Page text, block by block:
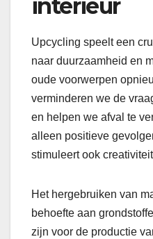
interieur
Upcycling speelt een
naar duurzaamheid en
oude voorwerpen
verminderen we de
en helpen we afval te
alleen positieve
stimuleert ook
Het hergebruiken van
behoefte aan
zijn voor de productie